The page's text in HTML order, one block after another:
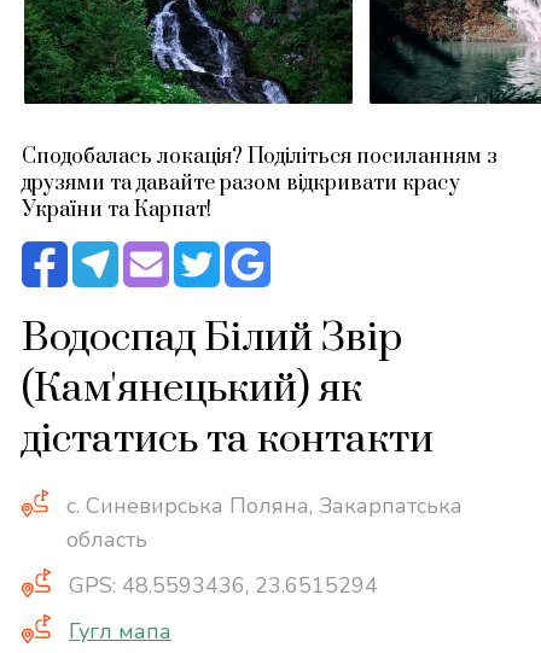
Сподобалась локація? Поділіться посиланням з
друзями та давайте разом відкривати красу
України та Карпат!
Водоспад Білий Звір
(Кам'янецький) як
дістатись та контакти
с. Синевирська Поляна, Закарпатська
область
GPS: 48.5593436, 23.6515294
Гугл мапа